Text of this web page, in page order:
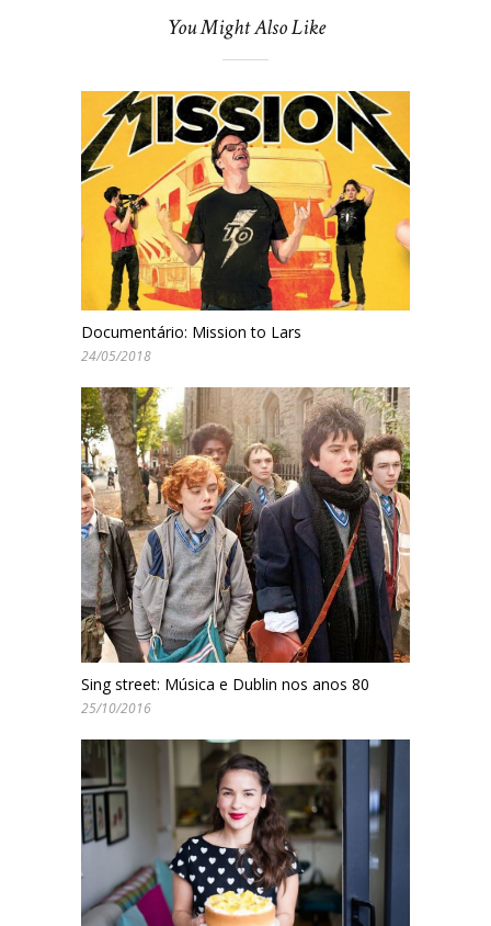
You Might Also Like
Documentário: Mission to Lars
24/05/2018
Sing street: Música e Dublin nos anos 80
25/10/2016